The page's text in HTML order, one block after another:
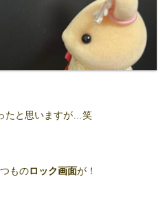
たと思いますが…笑
ものロック画面が！